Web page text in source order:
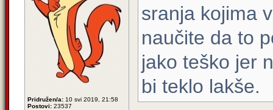
Pridružen/a: 10 svi 2019, 21:58
Postovi: 23537
sranja kojima
naučite da to
jako teško jer
bi teklo lakše.